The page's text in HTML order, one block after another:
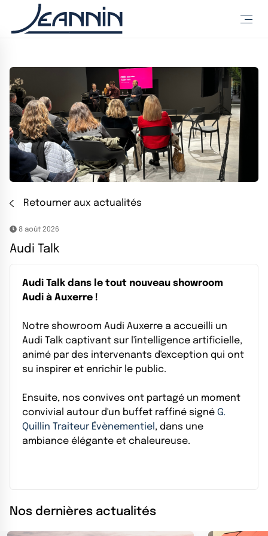
Retourner aux actualités
8 août 2026
Audi Talk
Audi Talk dans le tout nouveau showroom
Audi à Auxerre !
Notre showroom Audi Auxerre a accueilli un
Audi Talk captivant sur l'intelligence artificielle,
animé par des intervenants d'exception qui ont
su inspirer et enrichir le public.
Ensuite, nos convives ont partagé un moment
convivial autour d'un buffet raffiné signé G.
Quillin Traiteur Évènementiel , dans une
ambiance élégante et chaleureuse.
Nos dernières actualités